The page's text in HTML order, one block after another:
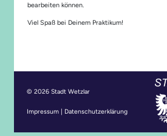
bearbeiten können.
Viel Spaß bei Deinem Praktikum!
© 2026 Stadt Wetzlar
Impressum| Datenschutzerklärung